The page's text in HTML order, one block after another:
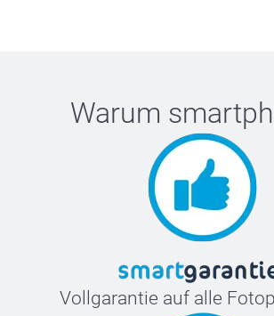
Warum
Vollgarantie auf alle